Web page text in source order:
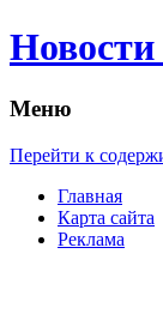
Новости
Меню
Перейти к
Главная
Карта сайта
Реклама